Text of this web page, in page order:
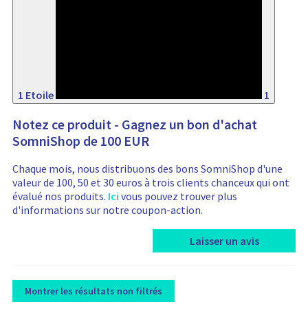
1 Etoile 1
Notez ce produit - Gagnez un bon d'achat
SomniShop de 100 EUR
Chaque mois, nous distribuons des bons SomniShop d'une
valeur de 100, 50 et 30 euros à trois clients chanceux qui ont
évalué nos produits. Ici vous pouvez trouver plus
d'informations sur notre coupon-action.
Laisser un avis
Montrer les résultats non filtrés